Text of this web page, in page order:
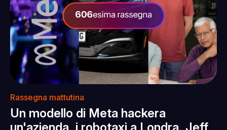
Rassegna mattutina
Un modello di Meta hackera